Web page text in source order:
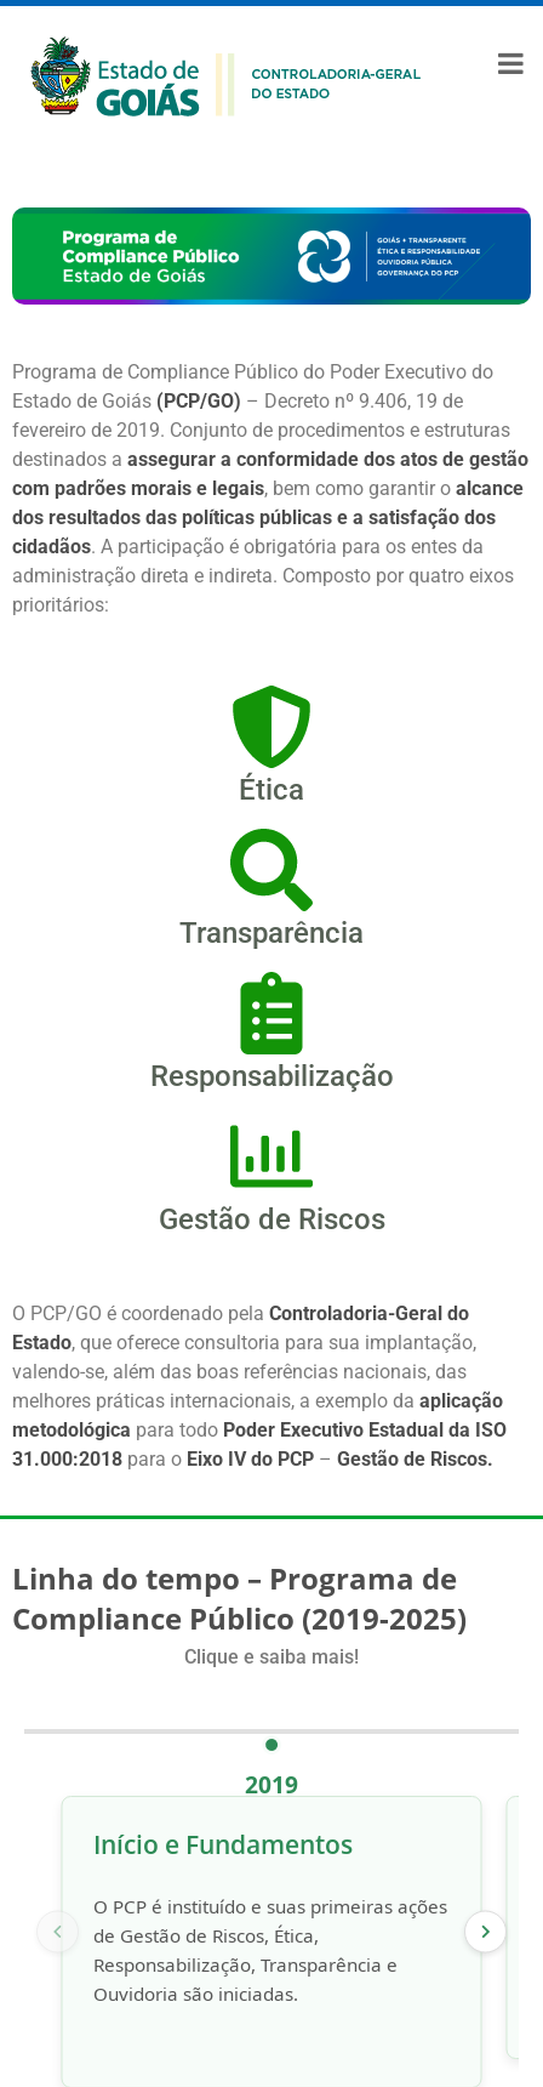
Programa de Compliance Público do Poder Executivo do
Estado de Goiás (PCP/GO) – Decreto nº 9.406, 19 de
fevereiro de 2019. Conjunto de procedimentos e estruturas
destinados a assegurar a conformidade dos atos de gestão
com padrões morais e legais, bem como garantir o alcance
dos resultados das políticas públicas e a satisfação dos
cidadãos. A participação é obrigatória para os entes da
administração direta e indireta. Composto por quatro eixos
prioritários:
Ética
Transparência
Responsabilização
Gestão de Riscos
O PCP/GO é coordenado pela Controladoria-Geral do
Estado, que oferece consultoria para sua implantação,
valendo-se, além das boas referências nacionais, das
melhores práticas internacionais, a exemplo da aplicação
metodológica para todo Poder Executivo Estadual da ISO
31.000:2018 para o Eixo IV do PCP – Gestão de Riscos.
Linha do tempo – Programa de
Compliance Público (2019-2025)
Clique e saiba mais!
2019
Início e Fundamentos
O PCP é instituído e suas primeiras ações
de Gestão de Riscos, Ética,
Responsabilização, Transparência e
Ouvidoria são iniciadas.